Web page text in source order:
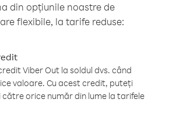
din opțiunile noastre de
flexibile, la tarife reduse:
Viber Out la soldul dvs. când
valoare. Cu acest credit, puteți
orice număr din lume la tarifele